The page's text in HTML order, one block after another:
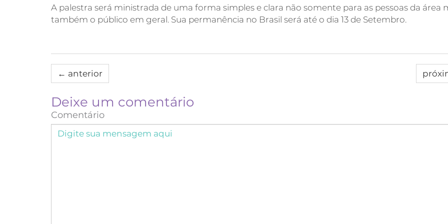
A palestra será ministrada de uma forma simples e clara não somente para as pessoas da área
também o público em geral. Sua permanência no Brasil será até o dia 13 de Setembro.
← anterior
Deixe um comentário
Comentário